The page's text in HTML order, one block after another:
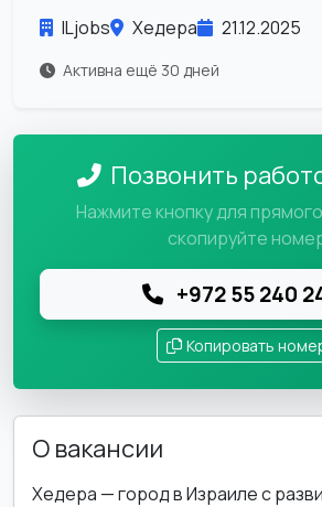
ILjobs Хедера 21.12.2025
Активна ещё 30 дней
Позвонить
Нажмите кнопку для
скопируйте
+972 55 240
Копировать
О вакансии
Хедера — город в Израиле с